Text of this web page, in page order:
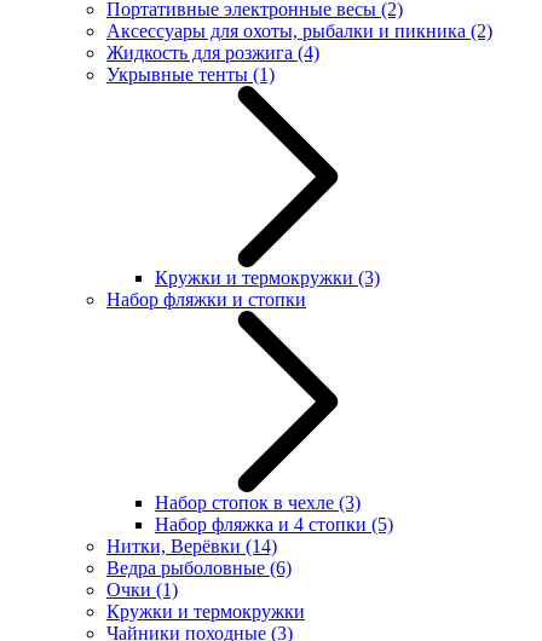
Портативные электронные весы (2)
Аксессуары для охоты, рыбалки и пикника (2)
Жидкость для розжига (4)
Укрывные тенты (1)
Кружки и термокружки (3)
Набор фляжки и стопки
Набор стопок в чехле (3)
Набор фляжка и 4 стопки (5)
Нитки, Верёвки (14)
Ведра рыболовные (6)
Очки (1)
Кружки и термокружки
Чайники походные (3)